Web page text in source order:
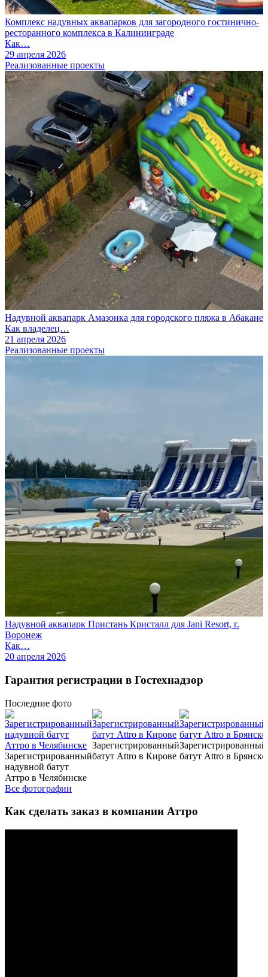
Комплекс надувных аквапарков для загородного гостинично-
ресторанного комплекса в Калининграде
Как…
29 апреля 2026
Реализованные проекты
Надувной аквапарк Амазонка для городского пляжа в Абакане
Как владелец…
21 апреля 2026
Реализованные проекты
Надувной аквапарк Пристань Кристалл для Jani Resort, г.
Воронеж
Как…
20 апреля 2026
Гарантия регистрации в Гостехнадзор
Последние фото
Зарегистрированный
надувной батут
Аттро в Челябинске
Зарегистрированный
батут Attro в Кирове
Зарегистрированный
батут Attro в Брянске
Все фотографии
Как сделать заказ в компании Аттро